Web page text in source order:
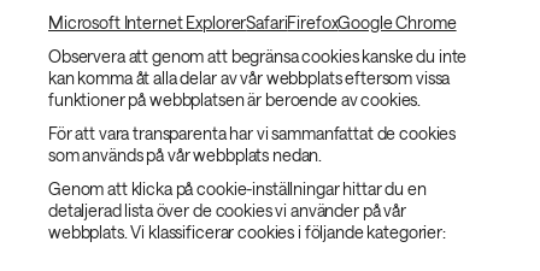
Microsoft Internet ExplorerSafariFirefoxGoogle Chrome
Observera att genom att begränsa cookies kanske du inte
kan komma åt alla delar av vår webbplats eftersom vissa
funktioner på webbplatsen är beroende av cookies.
För att vara transparenta har vi sammanfattat de cookies
som används på vår webbplats nedan.
Genom att klicka på cookie-inställningar hittar du en
detaljerad lista över de cookies vi använder på vår
webbplats. Vi klassificerar cookies i följande kategorier: